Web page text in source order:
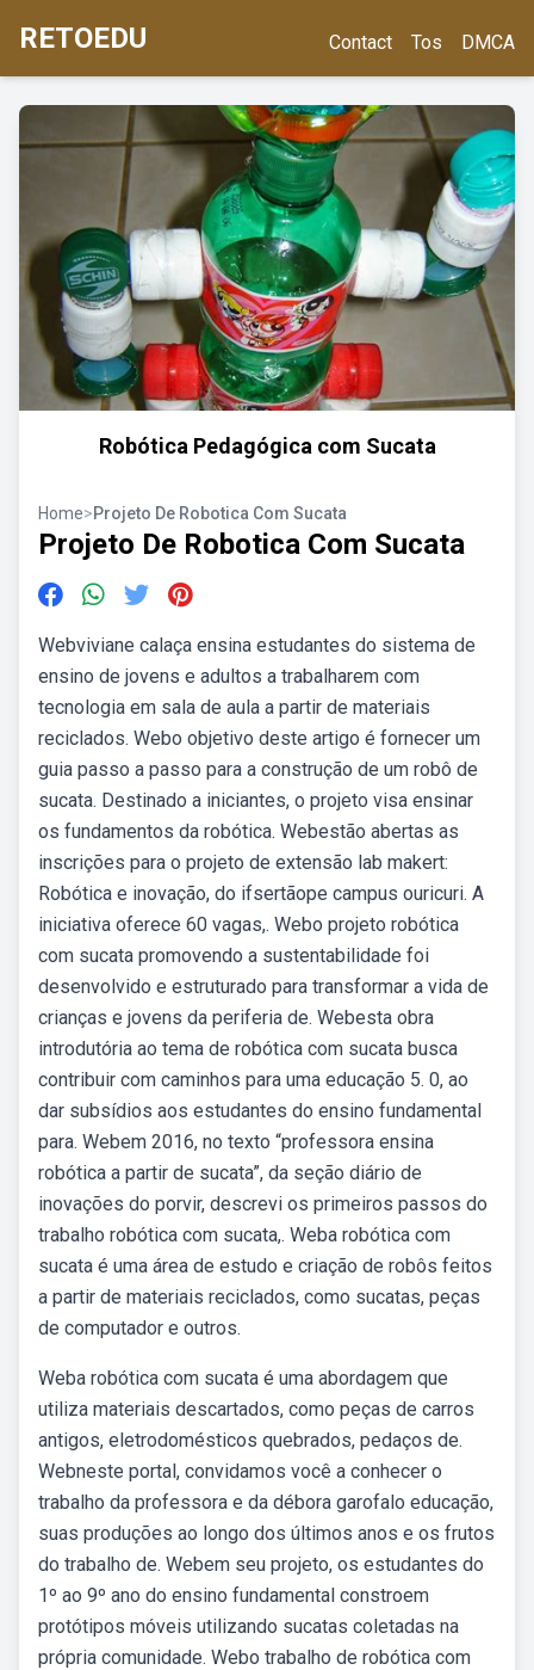
RETOEDU Contact Tos DMCA
Robótica Pedagógica com Sucata
Home>Projeto De Robotica Com Sucata
Projeto De Robotica Com Sucata
Webviviane calaça ensina estudantes do sistema de
ensino de jovens e adultos a trabalharem com
tecnologia em sala de aula a partir de materiais
reciclados. Webo objetivo deste artigo é fornecer um
guia passo a passo para a construção de um robô de
sucata. Destinado a iniciantes, o projeto visa ensinar
os fundamentos da robótica. Webestão abertas as
inscrições para o projeto de extensão lab makert:
Robótica e inovação, do ifsertãope campus ouricuri. A
iniciativa oferece 60 vagas,. Webo projeto robótica
com sucata promovendo a sustentabilidade foi
desenvolvido e estruturado para transformar a vida de
crianças e jovens da periferia de. Webesta obra
introdutória ao tema de robótica com sucata busca
contribuir com caminhos para uma educação 5. 0, ao
dar subsídios aos estudantes do ensino fundamental
para. Webem 2016, no texto “professora ensina
robótica a partir de sucata”, da seção diário de
inovações do porvir, descrevi os primeiros passos do
trabalho robótica com sucata,. Weba robótica com
sucata é uma área de estudo e criação de robôs feitos
a partir de materiais reciclados, como sucatas, peças
de computador e outros.
Weba robótica com sucata é uma abordagem que
utiliza materiais descartados, como peças de carros
antigos, eletrodomésticos quebrados, pedaços de.
Webneste portal, convidamos você a conhecer o
trabalho da professora e da débora garofalo educação,
suas produções ao longo dos últimos anos e os frutos
do trabalho de. Webem seu projeto, os estudantes do
1º ao 9º ano do ensino fundamental constroem
protótipos móveis utilizando sucatas coletadas na
própria comunidade. Webo trabalho de robótica com